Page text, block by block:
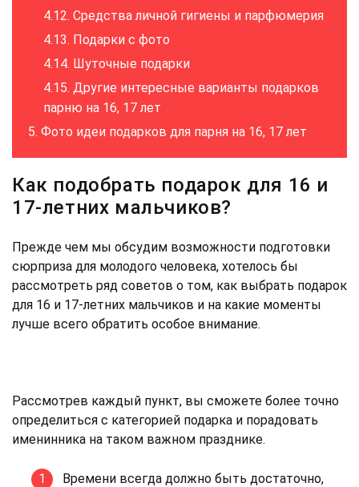
Средства личной гигиены и парфюмерия
Подарки с фото
Шуточные подарки
Другие интересные варианты подарков
парню на 16, 17 лет
Фото идеи подарков для парня на 16, 17 лет
Как подобрать подарок для 16 и
17-летних мальчиков?
Прежде чем мы обсудим возможности подготовки
сюрприза для молодого человека, хотелось бы
рассмотреть ряд советов о том, как выбрать подарок
для 16 и 17-летних мальчиков и на какие моменты
лучше всего обратить особое внимание.
Рассмотрев каждый пункт, вы сможете более точно
определиться с категорией подарка и порадовать
именинника на таком важном празднике.
Времени всегда должно быть достаточно,